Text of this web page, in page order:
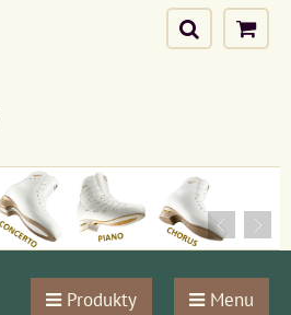
Produkty Menu